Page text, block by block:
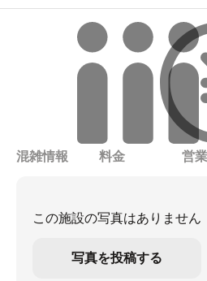
混雑情報 料金 営
この施設の写真はありません
写真を投稿する